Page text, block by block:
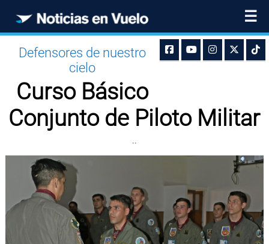
☰
Defensores de nuestro
cielo
Curso Básico
Conjunto de Piloto Militar
..